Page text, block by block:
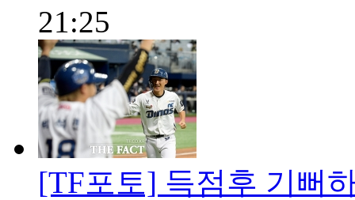
21:25
[TF포토] 득점후 기뻐